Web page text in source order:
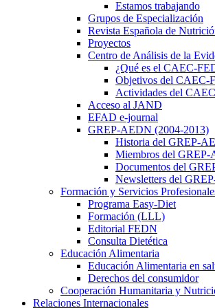
Estamos trabajando
Grupos de Especialización
Revista Española de
Proyectos
Centro de Análisis de la
¿Qué es el CAEC-
Objetivos del CAEC-
Actividades del
Acceso al JAND
EFAD e-journal
GREP-AEDN (2004-2013)
Historia del GREP-
Miembros del GREP-
Documentos del
Newsletters del
Formación y Servicios
Programa Easy-Diet
Formación (LLL)
Editorial FEDN
Consulta Dietética
Educación Alimentaria
Educación Alimentaria en
Derechos del consumidor
Cooperación Humanitaria y
Relaciones Internacionales